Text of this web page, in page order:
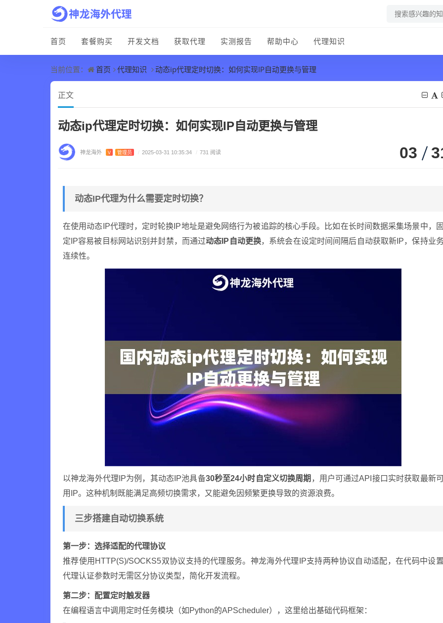
首页 套餐购买 开发文档 获取代理 实测报告 帮助中心 代理知识
当前位置： 首页 代理知识 动态ip代理定时切换：如何实现IP自动更换与管理
正文
动态ip代理定时切换：如何实现IP自动更换与管理
神龙海外 V 管理员 / 2025-03-31 10:35:34 / 731 阅读 03
动态IP代理为什么需要定时切换？
在使用动态IP代理时，定时轮换IP地址是避免网络行为被追踪的核心手段。比如在长时间数据采集场景中，
定IP容易被目标网站识别并封禁，而通过动态IP自动更换，系统会在设定时间间隔后自动获取新IP，保持业
连续性。
以神龙海外代理IP为例，其动态IP池具备30秒至24小时自定义切换周期 ，用户可通过API接口实时获取最新
用IP。这种机制既能满足高频切换需求，又能避免因频繁更换导致的资源浪费。
三步搭建自动切换系统
第一步：选择适配的代理协议
推荐使用HTTP(S)/SOCKS5双协议支持的代理服务。神龙海外代理IP支持两种协议自动适配，在代码中设
代理认证参数时无需区分协议类型，简化开发流程。
第二步：配置定时触发器
在编程语言中调用定时任务模块（如Python的APScheduler），这里给出基础代码框架：